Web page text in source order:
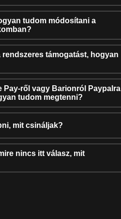
tudom módosítani a
támogatást, hogyan
Pay-ről vagy Barionról Paypalra
tudom megtenni?
mit csináljak?
nincs itt válasz, mit